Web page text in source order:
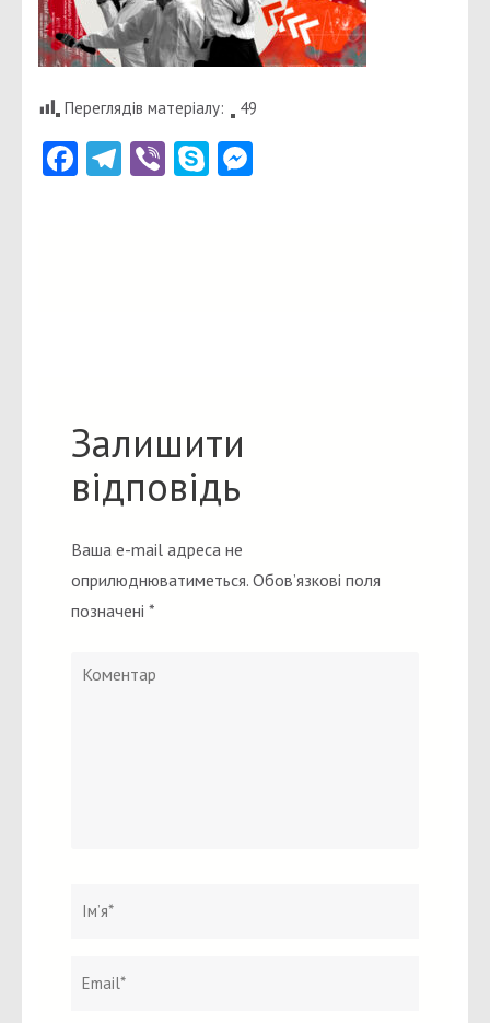
Переглядів матеріалу: 49
Facebook
Telegram
ViberSkype
Залишити
відповідь
Ваша e-mail адреса не
оприлюднюватиметься. Обов’язкові поля
позначені *
Коментар